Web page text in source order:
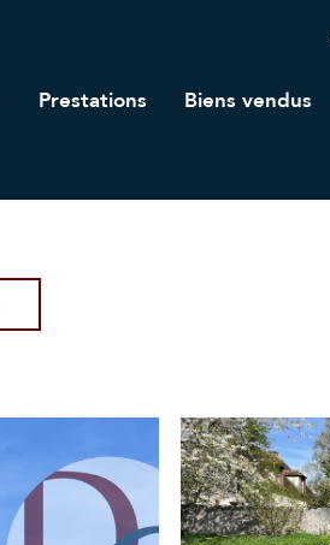
prestations biens vendus